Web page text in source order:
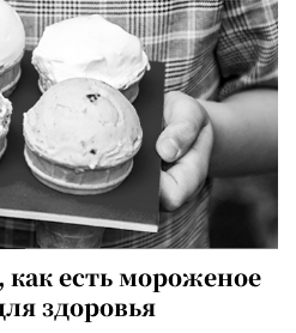
есть мороженое
здоровья